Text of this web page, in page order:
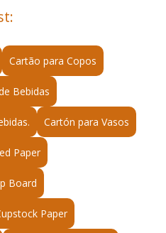
Cartão para Copos
Bebidas
Cartón para Vasos
Paper
Board
Paper